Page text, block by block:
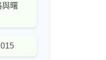
與曙